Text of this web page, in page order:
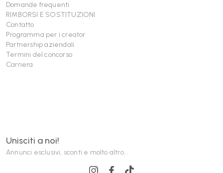
Domande frequenti
RIMBORSI E SOSTITUZIONI
Contatto
Programma per i creator
Partnership aziendali
Termini del concorso
Carriera
Unisciti a noi!
Annunci esclusivi, sconti e molto altro...